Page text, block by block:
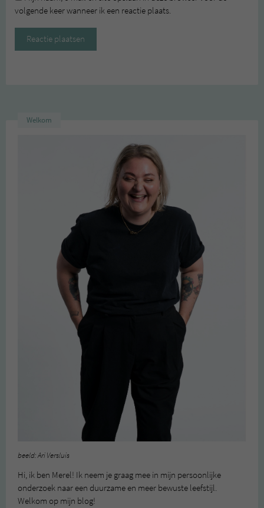
volgende keer wanneer ik een reactie plaats.
Welkom
beeld: Ari Versluis
Hi, ik ben Merel! Ik neem je graag mee in mijn persoonlijke
onderzoek naar een duurzame en meer bewuste leefstijl.
Welkom op mijn blog!